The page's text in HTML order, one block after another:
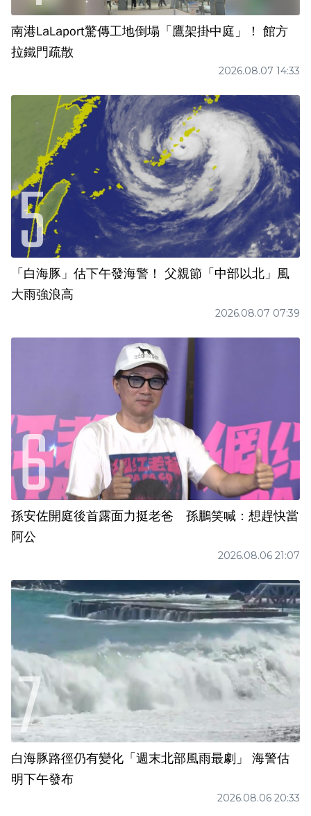
南港LaLaport驚傳工地倒塌「鷹架掛中庭」！ 館方
拉鐵門疏散
2026.08.07 14:33
「白海豚」估下午發海警！ 父親節「中部以北」風
大雨強浪高
2026.08.07 07:39
孫安佐開庭後首露面力挺老爸 孫鵬笑喊：想趕快當
阿公
2026.08.06 21:07
白海豚路徑仍有變化「週末北部風雨最劇」 海警估
明下午發布
2026.08.06 20:33